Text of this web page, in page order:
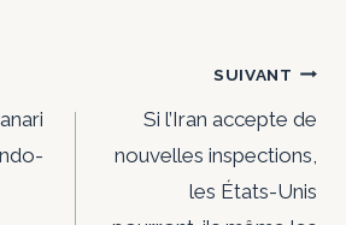
SUIVANT
Si l’Iran accepte de
nouvelles inspections,
les États-Unis